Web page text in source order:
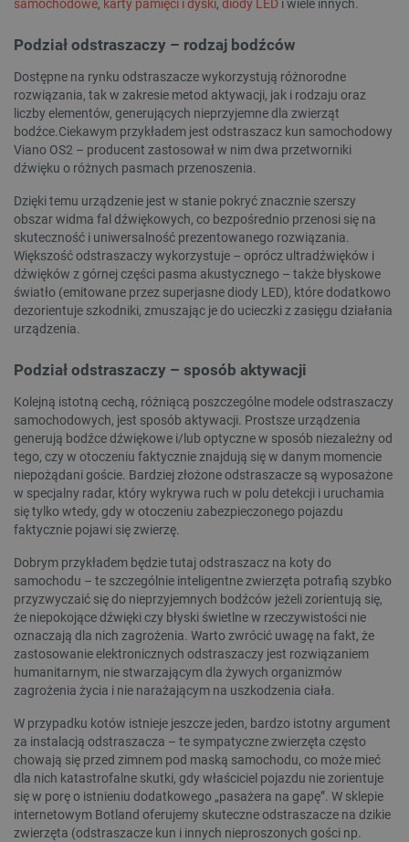
samochodowe, karty pamięci i dyski, diody LED i wiele innych.
Podział odstraszaczy – rodzaj bodźców
Dostępne na rynku odstraszacze wykorzystują różnorodne
rozwiązania, tak w zakresie metod aktywacji, jak i rodzaju oraz
liczby elementów, generujących nieprzyjemne dla zwierząt
bodźce.Ciekawym przykładem jest odstraszacz kun samochodowy
Viano OS2 – producent zastosował w nim dwa przetworniki
dźwięku o różnych pasmach przenoszenia.
Dzięki temu urządzenie jest w stanie pokryć znacznie szerszy
obszar widma fal dźwiękowych, co bezpośrednio przenosi się na
skuteczność i uniwersalność prezentowanego rozwiązania.
Większość odstraszaczy wykorzystuje – oprócz ultradźwięków i
dźwięków z górnej części pasma akustycznego – także błyskowe
światło (emitowane przez superjasne diody LED), które dodatkowo
dezorientuje szkodniki, zmuszając je do ucieczki z zasięgu działania
urządzenia.
Podział odstraszaczy – sposób aktywacji
Kolejną istotną cechą, różniącą poszczególne modele odstraszaczy
samochodowych, jest sposób aktywacji. Prostsze urządzenia
generują bodźce dźwiękowe i/lub optyczne w sposób niezależny od
tego, czy w otoczeniu faktycznie znajdują się w danym momencie
niepożądani goście. Bardziej złożone odstraszacze są wyposażone
w specjalny radar, który wykrywa ruch w polu detekcji i uruchamia
się tylko wtedy, gdy w otoczeniu zabezpieczonego pojazdu
faktycznie pojawi się zwierzę.
Dobrym przykładem będzie tutaj odstraszacz na koty do
samochodu – te szczególnie inteligentne zwierzęta potrafią szybko
przyzwyczaić się do nieprzyjemnych bodźców jeżeli zorientują się,
że niepokojące dźwięki czy błyski świetlne w rzeczywistości nie
oznaczają dla nich zagrożenia. Warto zwrócić uwagę na fakt, że
zastosowanie elektronicznych odstraszaczy jest rozwiązaniem
humanitarnym, nie stwarzającym dla żywych organizmów
zagrożenia życia i nie narażającym na uszkodzenia ciała.
W przypadku kotów istnieje jeszcze jeden, bardzo istotny argument
za instalacją odstraszacza – te sympatyczne zwierzęta często
chowają się przed zimnem pod maską samochodu, co może mieć
dla nich katastrofalne skutki, gdy właściciel pojazdu nie zorientuje
się w porę o istnieniu dodatkowego „pasażera na gapę”. W sklepie
internetowym Botland oferujemy skuteczne odstraszacze na dzikie
zwierzęta (odstraszacze kun i innych nieproszonych gości np.